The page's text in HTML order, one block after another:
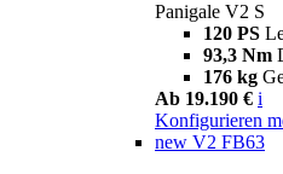
Panigale V2 S
120 PS
93,3 Nm
176 kg
Ab 19.190 € i
Konfigurieren
new V2 FB63